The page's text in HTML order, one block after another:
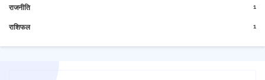
राजनीति 1
राशिफल 1